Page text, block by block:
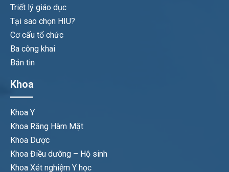
Triết lý giáo dục
Tại sao chọn HIU?
Cơ cấu tổ chức
Ba công khai
Bản tin
Khoa
Khoa Y
Khoa Răng Hàm Mặt
Khoa Dược
Khoa Điều dưỡng – Hộ sinh
Khoa Xét nghiệm Y học